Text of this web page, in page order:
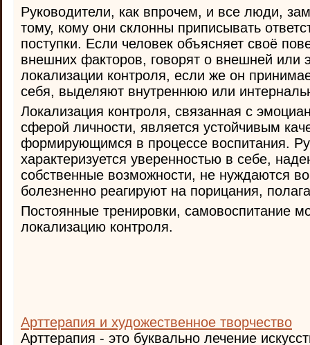
Руководители, как впрочем, и все люди,
тому, кому они склонны приписывать
поступки. Если человек объясняет своё
внешних факторов, говорят о внешней или
локализации контроля, если же он
себя, выделяют внутреннюю или
Локализация контроля, связанная с
сферой личности, является устойчивым
формирующимся в процессе воспитания.
характеризуется уверенностью в себе,
собственные возможности, не нуждаются
болезненно реагируют на порицания,
Постоянные тренировки, самовоспитание
локализацию контроля.
Арттерапия и художественное творчество
Арттерапия - это буквально лечение